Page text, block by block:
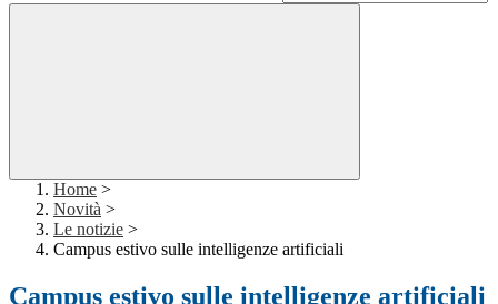
Home >
Novità >
Le notizie >
Campus estivo sulle intelligenze artificiali
Campus estivo sulle intelligenze artificiali